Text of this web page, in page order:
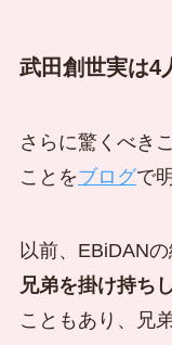
武田創世実は4
さらに驚くべき
ことをブログで
以前、EBiDAN
兄弟を掛け持ち
こともあり、兄